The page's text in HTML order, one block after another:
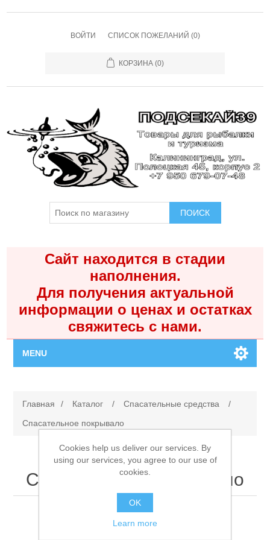
ВОЙТИ СПИСОК ПОЖЕЛАНИЙ (0)
КОРЗИНА (0)
ПОИСК
Сайт находится в стадии
наполнения.
Для получения актуальной
информации о ценах и остатках
свяжитесь с нами.
MENU
Каталог
Контакты
Личный кабинет
Главная / Каталог / Спасательные средства
/
Спасательное покрывало
Спасательное покрывало
Cookies help us deliver our services. By
using our services, you agree to our use of
cookies.
OK
Learn more